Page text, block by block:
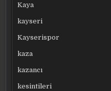
Kaya
kayseri
Kayserispor
kaza
kazancı
kesintileri